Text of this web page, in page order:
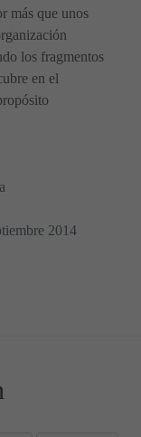
más que unos
los fragmentos
en el
2014
año